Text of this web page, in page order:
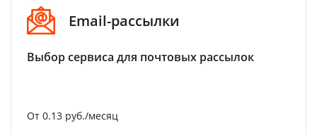
Email-рассылки
Выбор сервиса для почтовых рассылок
От 0.13 руб./месяц